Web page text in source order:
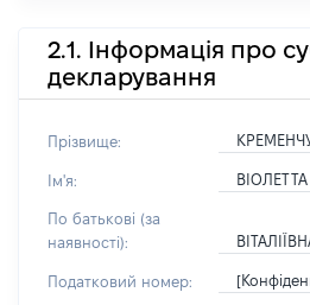
2.1. Інформація про
декларування
Прізвище:
Ім'я: ВІОЛЕТТА
По батькові (за
наявності):
Податковий номер: